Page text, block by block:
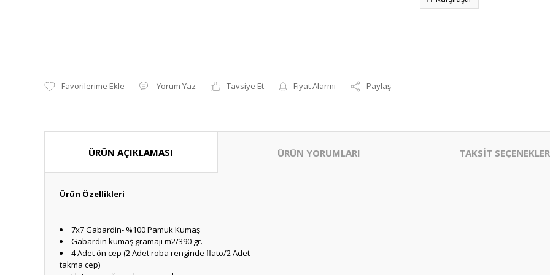
Yorum Yaz Tavsiye Et Fiyat Alarmı Paylaş
ÜRÜN AÇIKLAMASI ÜRÜN YORUMLARI TAKSİT
Ürün Özellikleri
7x7 Gabardin- %100 Pamuk Kumaş
Gabardin kumaş gramajı m2/390 gr.
4 Adet ön cep (2 Adet roba renginde flato/2 Adet
takma cep)